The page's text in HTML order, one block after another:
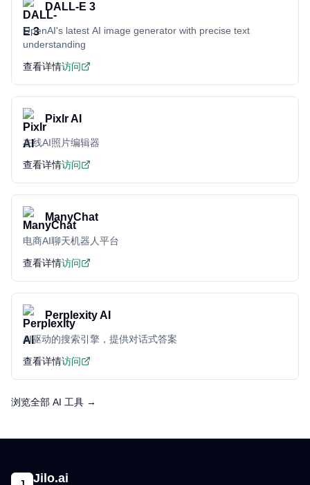
DALL-E 3
OpenAI's latest AI image generator with precise text
understanding
查看详情访问
Pixlr AI
在线AI照片编辑器
查看详情访问
ManyChat
电商AI聊天机器人平台
查看详情访问
Perplexity AI
AI驱动的搜索引擎，提供对话式答案
查看详情访问
浏览全部 AI 工具 →
Jilo.ai